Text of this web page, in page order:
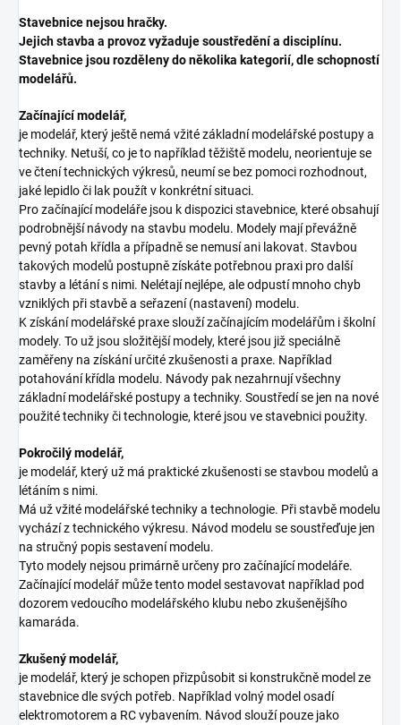
Stavebnice nejsou hračky.
Jejich stavba a provoz vyžaduje soustředění a disciplínu.
Stavebnice jsou rozděleny do několika kategorií, dle schopností
modelářů.
Začínající modelář,
je modelář, který ještě nemá vžité základní modelářské postupy a
techniky. Netuší, co je to například těžiště modelu, neorientuje se
ve čtení technických výkresů, neumí se bez pomoci rozhodnout,
jaké lepidlo či lak použít v konkrétní situaci.
Pro začínající modeláře jsou k dispozici stavebnice, které obsahují
podrobnější návody na stavbu modelu. Modely mají převážně
pevný potah křídla a případně se nemusí ani lakovat. Stavbou
takových modelů postupně získáte potřebnou praxi pro další
stavby a létání s nimi. Nelétají nejlépe, ale odpustí mnoho chyb
vzniklých při stavbě a seřazení (nastavení) modelu.
K získání modelářské praxe slouží začínajícím modelářům i školní
modely. To už jsou složitější modely, které jsou již speciálně
zaměřeny na získání určité zkušenosti a praxe. Například
potahování křídla modelu. Návody pak nezahrnují všechny
základní modelářské postupy a techniky. Soustředí se jen na nové
použité techniky či technologie, které jsou ve stavebnici použity.
Pokročilý modelář,
je modelář, který už má praktické zkušenosti se stavbou modelů a
létáním s nimi.
Má už vžité modelářské techniky a technologie. Při stavbě modelu
vychází z technického výkresu. Návod modelu se soustřeďuje jen
na stručný popis sestavení modelu.
Tyto modely nejsou primárně určeny pro začínající modeláře.
Začínající modelář může tento model sestavovat například pod
dozorem vedoucího modelářského klubu nebo zkušenějšího
kamaráda.
Zkušený modelář,
je modelář, který je schopen přizpůsobit si konstrukčně model ze
stavebnice dle svých potřeb. Například volný model osadí
elektromotorem a RC vybavením. Návod slouží pouze jako